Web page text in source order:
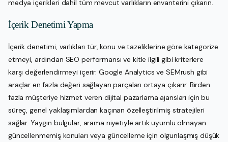
medya içerikleri dahil tüm mevcut varlıkların envanterini çıkarın.
İçerik Denetimi Yapma
İçerik denetimi, varlıkları tür, konu ve tazeliklerine göre kategorize
etmeyi, ardından SEO performansı ve kitle ilgili gibi kriterlere
karşı değerlendirmeyi içerir. Google Analytics ve SEMrush gibi
araçlar en fazla değeri sağlayan parçaları ortaya çıkarır. Birden
fazla müşteriye hizmet veren dijital pazarlama ajansları için bu
süreç, genel yaklaşımlardan kaçınan özelleştirilmiş stratejileri
sağlar. Yaygın bulgular, arama niyetiyle artık uyumlu olmayan
güncellenmemiş konuları veya güncelleme için olgunlaşmış düşük